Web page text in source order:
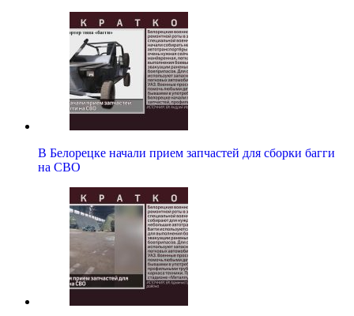
В Белорецке начали прием запчастей для сборки багги
на СВО